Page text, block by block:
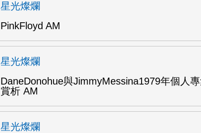
星光燦爛
PinkFloyd AM
星光燦爛
DaneDonohue與JimmyMessina1979年個人
賞析 AM
星光燦爛